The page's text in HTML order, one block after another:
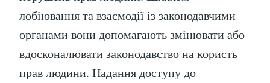
лобіювання та взаємодії із законодавчими
органами вони допомагають змінювати або
вдосконалювати законодавство на користь
прав людини. Надання доступу до